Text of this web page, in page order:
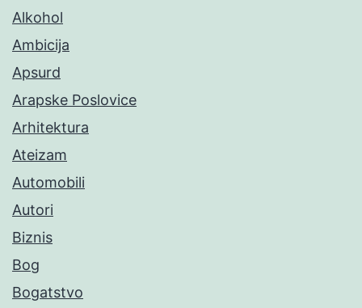
Alkohol
Ambicija
Apsurd
Arapske Poslovice
Arhitektura
Ateizam
Automobili
Autori
Biznis
Bog
Bogatstvo